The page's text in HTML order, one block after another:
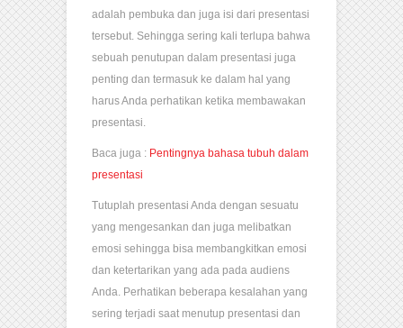
adalah pembuka dan juga isi dari presentasi
tersebut. Sehingga sering kali terlupa bahwa
sebuah penutupan dalam presentasi juga
penting dan termasuk ke dalam hal yang
harus Anda perhatikan ketika membawakan
presentasi.
Baca juga : Pentingnya bahasa tubuh dalam
presentasi
Tutuplah presentasi Anda dengan sesuatu
yang mengesankan dan juga melibatkan
emosi sehingga bisa membangkitkan emosi
dan ketertarikan yang ada pada audiens
Anda. Perhatikan beberapa kesalahan yang
sering terjadi saat menutup presentasi dan